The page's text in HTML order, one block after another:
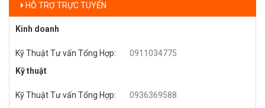
HỖ TRỢ TRỰC TUYẾN
Kinh doanh
Kỹ Thuật Tư vấn Tổng Hợp:
0911034775
Kỹ thuật
Kỹ Thuật Tư vấn Tổng Hợp: 0936369588